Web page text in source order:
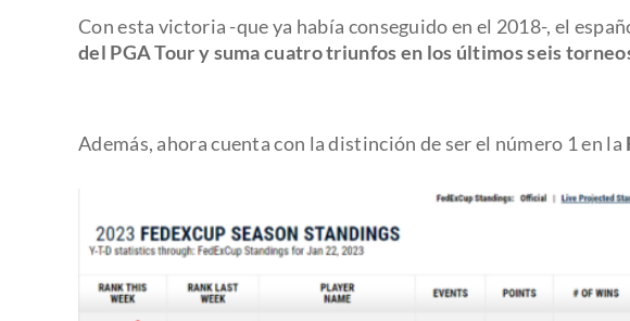
Con esta victoria -que ya había conseguido en el 2018-, el
del PGA Tour y suma cuatro triunfos en los últimos seis
Además, ahora cuenta con la distinción de ser el número 1 en la